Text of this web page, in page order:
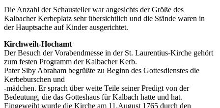
Die Anzahl der Schausteller war angesichts der Größe des
Kalbacher Kerbeplatz sehr übersichtlich und die Stände waren in
der Hauptsache auf Kinder ausgerichtet.
Kirchweih-Hochamt
Der Besuch der Vorabendmesse in der St. Laurentius-Kirche gehört
zum festen Programm der Kalbacher Kerb.
Pater Siby Abraham begrüßte zu Beginn des Gottesdienstes die
Kerbeburschen und
-mädchen. Er sprach über weite Teile seiner Predigt von der
Bedeutung, die das Gotteshaus für Kalbach hatte und hat.
Eingeweiht wurde die Kirche am 11.August 1765 durch den